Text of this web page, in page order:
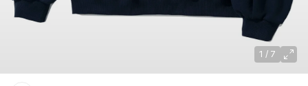
1 / 7